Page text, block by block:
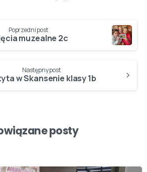
Poprzedni post
muzealne 2c
Następny post
w Skansenie klasy 1b
posty